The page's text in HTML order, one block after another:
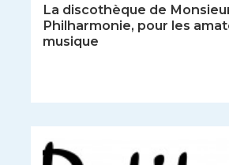
La discothèque de
Philharmonie, pour les
musique